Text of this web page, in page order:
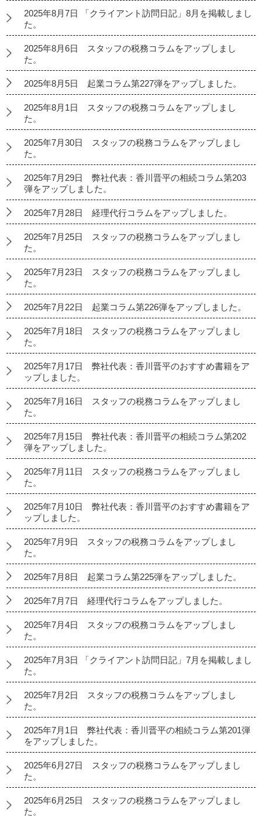
2025年8月7日 「クライアント訪問日記」8月を掲載しまし
た。
2025年8月6日 スタッフの税務コラムをアップしまし
た。
2025年8月5日 起業コラム第227弾をアップしました。
2025年8月1日 スタッフの税務コラムをアップしまし
た。
2025年7月30日 スタッフの税務コラムをアップしまし
た。
2025年7月29日 弊社代表：香川晋平の相続コラム第203
弾をアップしました。
2025年7月28日 経理代行コラムをアップしました。
2025年7月25日 スタッフの税務コラムをアップしまし
た。
2025年7月23日 スタッフの税務コラムをアップしまし
た。
2025年7月22日 起業コラム第226弾をアップしました。
2025年7月18日 スタッフの税務コラムをアップしまし
た。
2025年7月17日 弊社代表：香川晋平のおすすめ書籍をア
ップしました。
2025年7月16日 スタッフの税務コラムをアップしまし
た。
2025年7月15日 弊社代表：香川晋平の相続コラム第202
弾をアップしました。
2025年7月11日 スタッフの税務コラムをアップしまし
た。
2025年7月10日 弊社代表：香川晋平のおすすめ書籍をア
ップしました。
2025年7月9日 スタッフの税務コラムをアップしまし
た。
2025年7月8日 起業コラム第225弾をアップしました。
2025年7月7日 経理代行コラムをアップしました。
2025年7月4日 スタッフの税務コラムをアップしまし
た。
2025年7月3日 「クライアント訪問日記」7月を掲載しまし
た。
2025年7月2日 スタッフの税務コラムをアップしまし
た。
2025年7月1日 弊社代表：香川晋平の相続コラム第201弾
をアップしました。
2025年6月27日 スタッフの税務コラムをアップしまし
た。
2025年6月25日 スタッフの税務コラムをアップしまし
た。